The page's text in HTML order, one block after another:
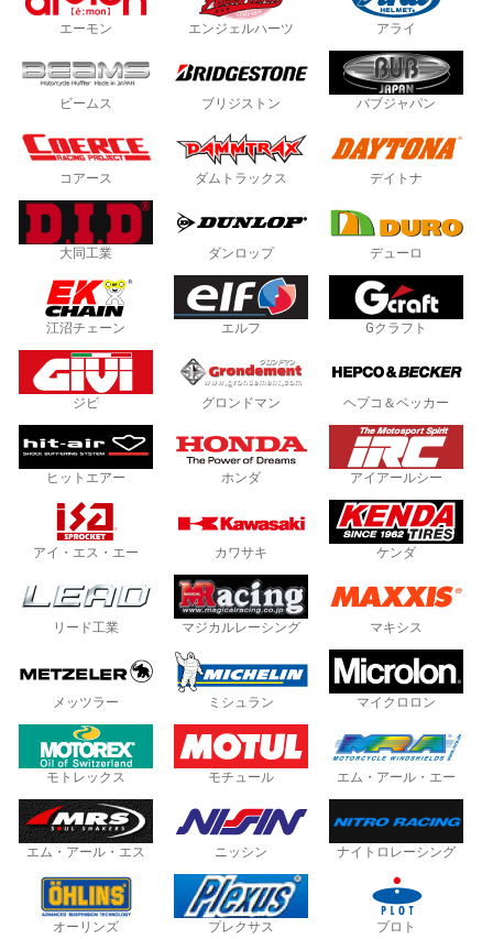
エーモン エンジェルハーツ アライ
ビームス ブリジストン バブジャパン
コアース ダムトラックス デイトナ
大同工業 ダンロップ デューロ
江沼チェーン エルフ Gクラフト
ジビ グロンドマン ヘプコ＆ベッカー
ヒットエアー ホンダ アイアールシー
アイ・エス・エー カワサキ ケンダ
リード工業 マジカルレーシング マキシス
メッツラー ミシュラン マイクロロン
モトレックス モチュール エム・アール・エー
エム・アール・エス ニッシン ナイトロレーシング
オーリンズ プレクサス プロト